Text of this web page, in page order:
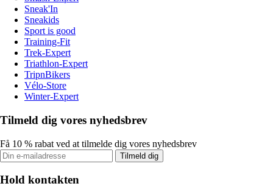
Sneak'In
Sneakids
Sport is good
Training-Fit
Trek-Expert
Triathlon-Expert
TripnBikers
Vélo-Store
Winter-Expert
Tilmeld dig vores nyhedsbrev
Få 10 % rabat ved at tilmelde dig vores nyhedsbrev
Tilmeld dig
Hold kontakten